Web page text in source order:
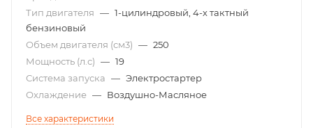
Тип двигателя — 1-цилиндровый, 4-х тактный
бензиновый
Объем двигателя (см3) — 250
Мощность (л.с) — 19
Система запуска — Электростартер
Охлаждение — Воздушно-Масляное
Все характеристики